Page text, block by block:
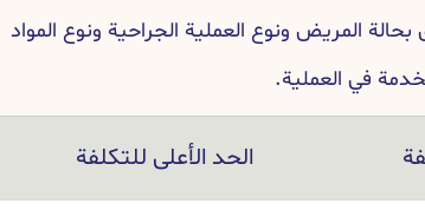
المريض ونوع العملية الجراحية ونوع المواد
في العملية.
الحد الأعلى للتكلفة